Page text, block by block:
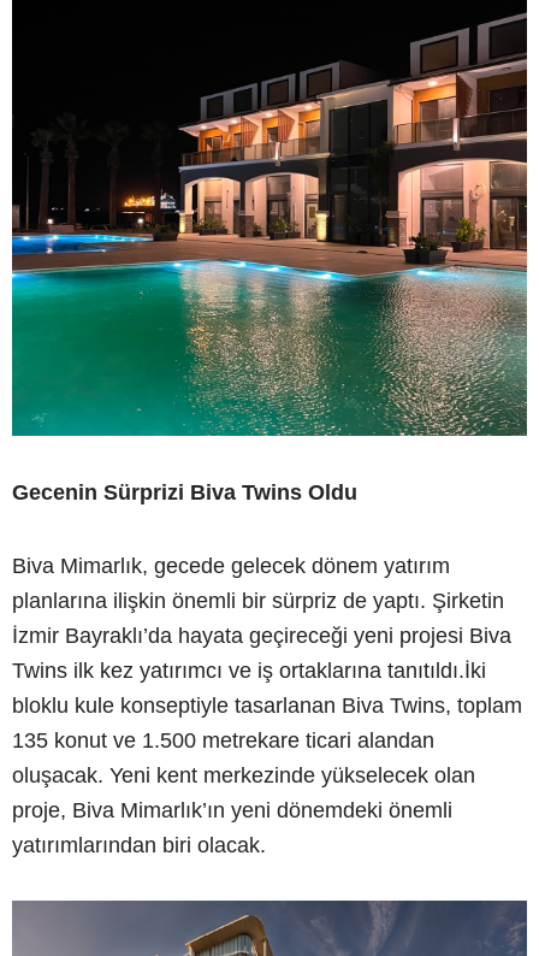
Gecenin Sürprizi Biva Twins Oldu
Biva Mimarlık, gecede gelecek dönem yatırım
planlarına ilişkin önemli bir sürpriz de yaptı. Şirketin
İzmir Bayraklı’da hayata geçireceği yeni projesi Biva
Twins ilk kez yatırımcı ve iş ortaklarına tanıtıldı.İki
bloklu kule konseptiyle tasarlanan Biva Twins, toplam
135 konut ve 1.500 metrekare ticari alandan
oluşacak. Yeni kent merkezinde yükselecek olan
proje, Biva Mimarlık’ın yeni dönemdeki önemli
yatırımlarından biri olacak.